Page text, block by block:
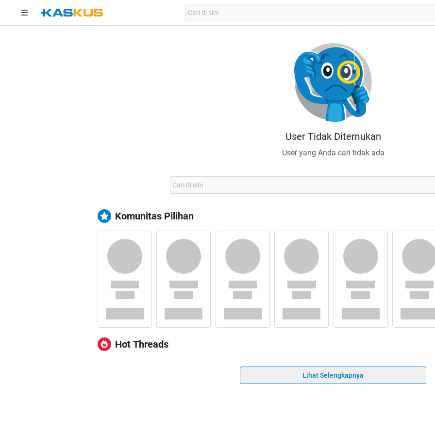
User Tidak Ditemukan
User yang Anda cari tidak ada
Komunitas Pilihan
Hot Threads
Lihat Selengkapnya